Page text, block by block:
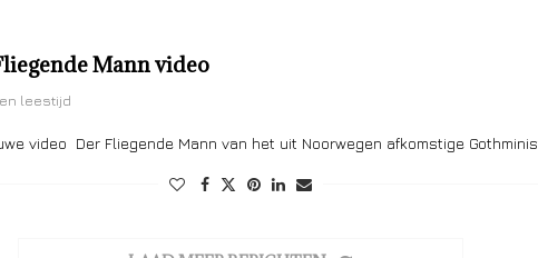
Mann video
leestijd
video Der Fliegende Mann van het uit Noorwegen afkomstige